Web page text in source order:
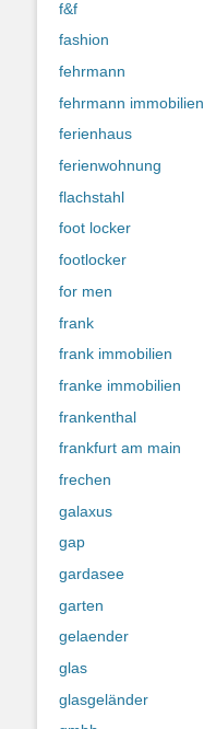
f&f
fashion
fehrmann
fehrmann immobilien
ferienhaus
ferienwohnung
flachstahl
foot locker
footlocker
for men
frank
frank immobilien
franke immobilien
frankenthal
frankfurt am main
frechen
galaxus
gap
gardasee
garten
gelaender
glas
glasgeländer